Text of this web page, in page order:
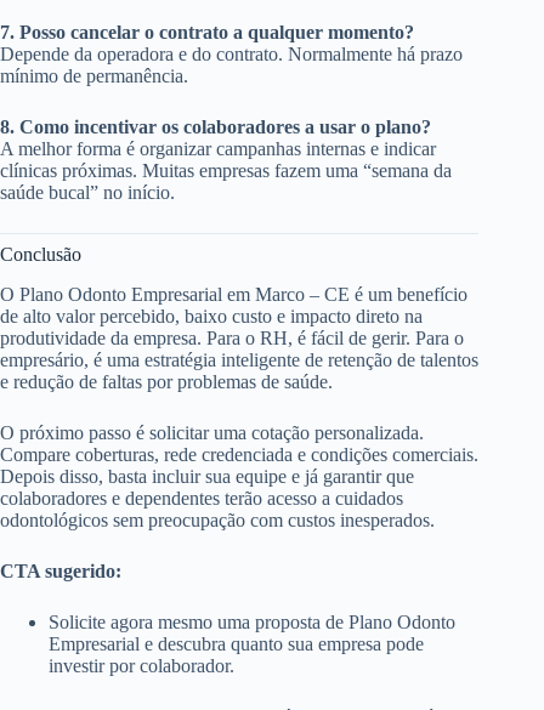
7. Posso cancelar o contrato a qualquer momento?
Depende da operadora e do contrato. Normalmente há prazo
mínimo de permanência.
8. Como incentivar os colaboradores a usar o plano?
A melhor forma é organizar campanhas internas e indicar
clínicas próximas. Muitas empresas fazem uma “semana da
saúde bucal” no início.
Conclusão
O Plano Odonto Empresarial em Marco – CE é um benefício
de alto valor percebido, baixo custo e impacto direto na
produtividade da empresa. Para o RH, é fácil de gerir. Para o
empresário, é uma estratégia inteligente de retenção de talentos
e redução de faltas por problemas de saúde.
O próximo passo é solicitar uma cotação personalizada.
Compare coberturas, rede credenciada e condições comerciais.
Depois disso, basta incluir sua equipe e já garantir que
colaboradores e dependentes terão acesso a cuidados
odontológicos sem preocupação com custos inesperados.
CTA sugerido:
Solicite agora mesmo uma proposta de Plano Odonto
Empresarial e descubra quanto sua empresa pode
investir por colaborador.